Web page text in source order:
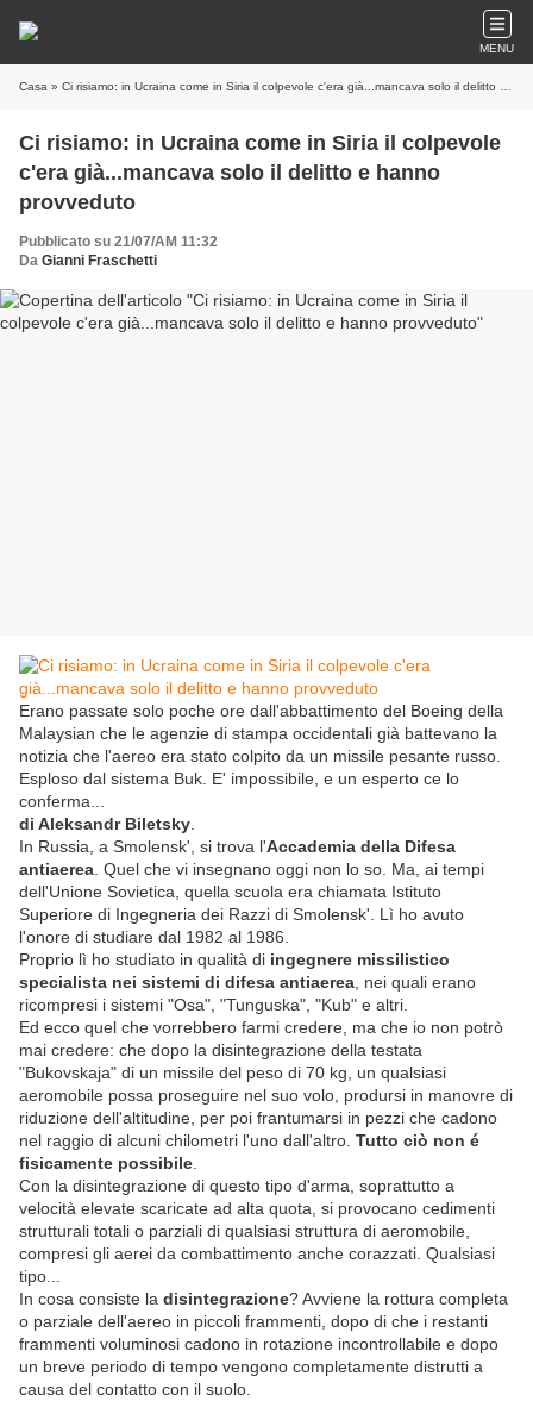
MENU
Casa » Ci risiamo: in Ucraina come in Siria il colpevole c'era già...mancava solo il delitto e hanno provveduto
Ci risiamo: in Ucraina come in Siria il colpevole
c'era già...mancava solo il delitto e hanno
provveduto
Pubblicato su 21/07/AM 11:32
Da Gianni Fraschetti
Erano passate solo poche ore dall'abbattimento del Boeing della
Malaysian che le agenzie di stampa occidentali già battevano la
notizia che l'aereo era stato colpito da un missile pesante russo.
Esploso dal sistema Buk. E' impossibile, e un esperto ce lo
conferma...
di Aleksandr Biletsky
In Russia, a Smolensk', si trova l'Accademia della Difesa
antiaerea . Quel che vi insegnano oggi non lo so. Ma, ai tempi
dell'Unione Sovietica, quella scuola era chiamata Istituto
Superiore di Ingegneria dei Razzi di Smolensk'. Lì ho avuto
l'onore di studiare dal 1982 al 1986.
Proprio lì ho studiato in qualità di ingegnere missilistico
specialista nei sistemi di difesa antiaerea , nei quali erano
ricompresi i sistemi "Osa", "Tunguska", "Kub" e altri.
Ed ecco quel che vorrebbero farmi credere, ma che io non potrò
mai credere: che dopo la disintegrazione della testata
"Bukovskaja" di un missile del peso di 70 kg, un qualsiasi
aeromobile possa proseguire nel suo volo, prodursi in manovre di
riduzione dell'altitudine, per poi frantumarsi in pezzi che cadono
nel raggio di alcuni chilometri l'uno dall'altro. Tutto ciò non é
fisicamente possibile
Con la disintegrazione di questo tipo d'arma, soprattutto a
velocità elevate scaricate ad alta quota, si provocano cedimenti
strutturali totali o parziali di qualsiasi struttura di aeromobile,
compresi gli aerei da combattimento anche corazzati. Qualsiasi
tipo...
In cosa consiste la disintegrazione? Avviene la rottura completa
o parziale dell'aereo in piccoli frammenti, dopo di che i restanti
frammenti voluminosi cadono in rotazione incontrollabile e dopo
un breve periodo di tempo vengono completamente distrutti a
causa del contatto con il suolo.